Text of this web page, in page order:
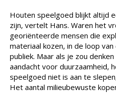
Houten speelgoed blijkt altijd
zijn, vertelt Hans. Waren het
georiënteerde mensen die
materiaal kozen, in de loop
publiek. Maar als je zou
aandacht voor duurzaamheid,
speelgoed niet is aan te
Het aantal milieubewuste